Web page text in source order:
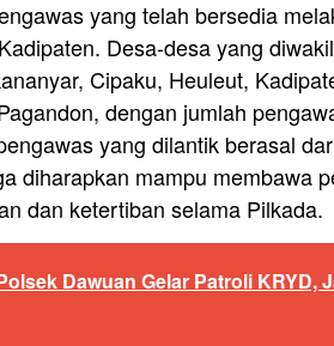
yang telah bersedia
Desa-desa yang
Cipaku, Heuleut,
dengan jumlah
yang dilantik berasal
diharapkan mampu membawa
dan ketertiban selama Pilkada.
Dawuan Gelar Patroli KRYD,